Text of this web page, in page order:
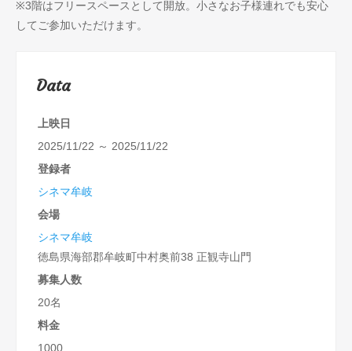
※3階はフリースペースとして開放。小さなお子様連れでも安心
してご参加いただけます。
Data
上映日
2025/11/22 ～ 2025/11/22
登録者
シネマ牟岐
会場
シネマ牟岐
徳島県海部郡牟岐町中村奥前38 正観寺山門
募集人数
20名
料金
1000